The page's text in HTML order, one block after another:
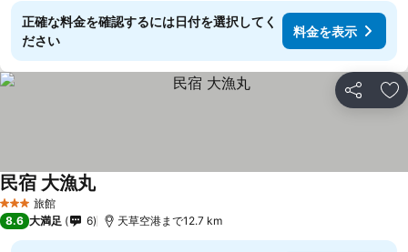
正確な料金を確認するには日付を選択してく
ださい
料金を表示
シェア お
3 ホテルのランク
旅館
民宿 大漁丸
8.6 大満足 6 天草空港まで12.7 km